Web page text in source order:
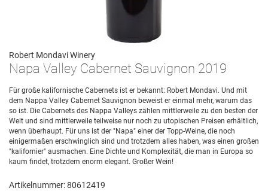
Robert Mondavi Winery
Napa Valley Cabernet Sauvignon 2019
Für große kalifornische Cabernets ist er bekannt: Robert Mondavi. Und mit
dem Nappa Valley Cabernet Sauvignon beweist er einmal mehr, warum das
so ist. Die Cabernets des Nappa Valleys zählen mittlerweile zu den besten der
Welt und sind mittlerweile teilweise nur noch zu utopischen Preisen erhältlich,
wenn überhaupt. Für uns ist der "Napa" einer der Topp-Weine, die noch
einigermaßen erschwinglich sind und trotzdem alles haben, was einen großen
"kalifornier" ausmachen. Eine Dichte und Komplexität, die man in Europa so
kaum findet, trotzdem enorm elegant. Großer Wein!
Artikelnummer: 80612419